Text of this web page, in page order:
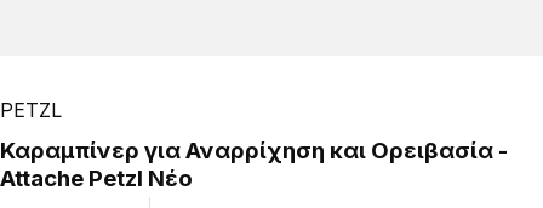
PETZL
Καραμπίνερ για Αναρρίχηση και Ορειβασία -
Attache Petzl Νέο